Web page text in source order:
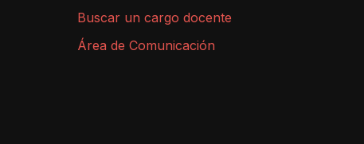
Buscar un cargo docente
Área de Comunicación